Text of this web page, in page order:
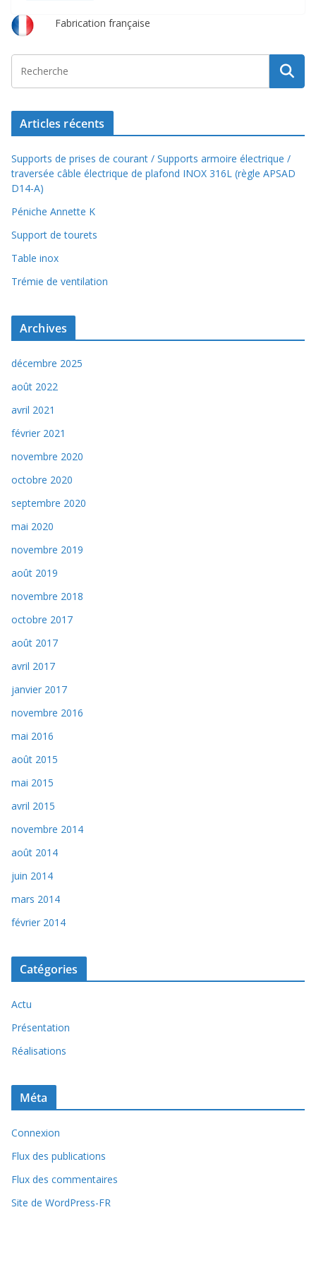
o a n p
Fabrication française
Articles récents
Supports de prises de courant / Supports armoire électrique /
traversée câble électrique de plafond INOX 316L (règle APSAD
D14-A)
Péniche Annette K
Support de tourets
Table inox
Trémie de ventilation
Archives
décembre 2025
août 2022
avril 2021
février 2021
novembre 2020
octobre 2020
septembre 2020
mai 2020
novembre 2019
août 2019
novembre 2018
octobre 2017
août 2017
avril 2017
janvier 2017
novembre 2016
mai 2016
août 2015
mai 2015
avril 2015
novembre 2014
août 2014
juin 2014
mars 2014
février 2014
Catégories
Actu
Présentation
Réalisations
Méta
Connexion
Flux des publications
Flux des commentaires
Site de WordPress-FR